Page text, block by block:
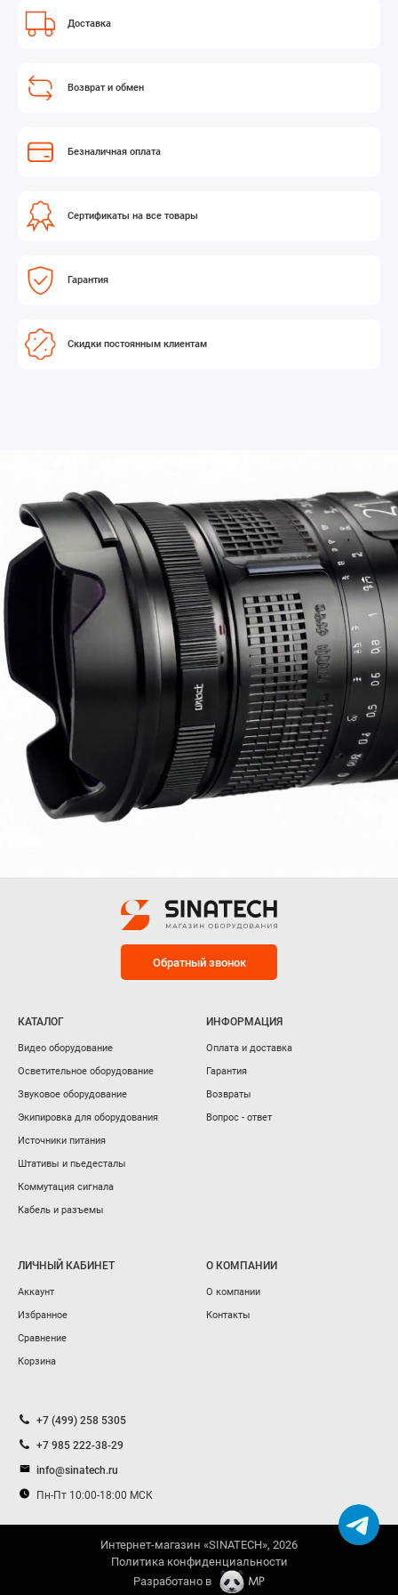
Доставка
Возврат и обмен
Безналичная оплата
Сертификаты на все товары
Гарантия
Скидки постоянным клиентам
Обратный звонок
КАТАЛОГ
Видео оборудование
Осветительное оборудование
Звуковое оборудование
Экипировка для оборудования
Источники питания
Штативы и пьедесталы
Коммутация сигнала
Кабель и разъемы
ИНФОРМАЦИЯ
Оплата и доставка
Гарантия
Возвраты
Вопрос - ответ
ЛИЧНЫЙ КАБИНЕТ
Аккаунт
Избранное
Сравнение
Корзина
О КОМПАНИИ
О компании
Контакты
+7 (499) 258 5305
+7 985 222-38-29
info@sinatech.ru
Пн-Пт 10:00-18:00 МСК
Интернет-магазин «SINATECH», 2026
Политика конфиденциальности
Разработано в